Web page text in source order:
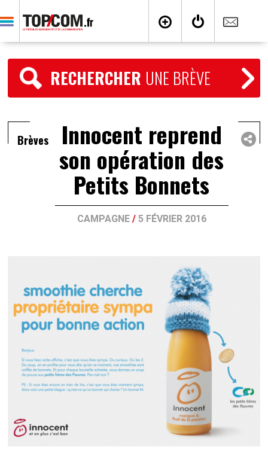
RECHERCHER UNE BRÈVE
Brèves Innocent reprend
son opération des
Petits Bonnets
CAMPAGNE/ 5 FÉVRIER 2016